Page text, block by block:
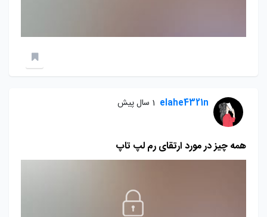
elahe4321n 1 سال پیش
همه چیز در مورد ارتقای رم لپ تاپ